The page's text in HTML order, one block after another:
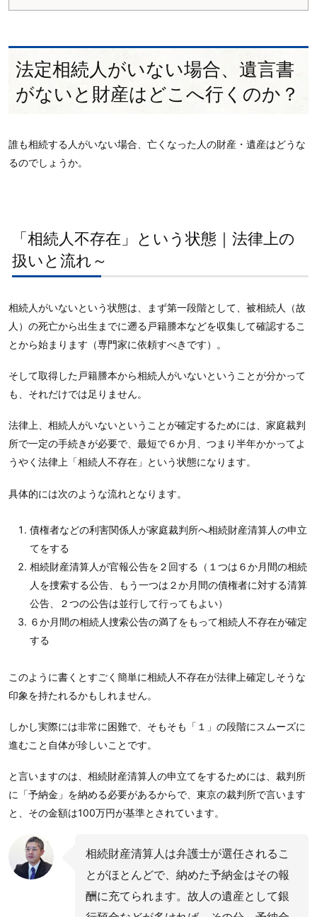
法定相続人がいない場合、遺言書
がないと財産はどこへ行くのか？
誰も相続する人がいない場合、亡くなった人の財産・遺産はどうな
るのでしょうか。
「相続人不存在」という状態｜法律上の
扱いと流れ～
相続人がいないという状態は、まず第一段階として、被相続人（故
人）の死亡から出生までに遡る戸籍謄本などを収集して確認するこ
とから始まります（専門家に依頼すべきです）。
そして取得した戸籍謄本から相続人がいないということが分かって
も、それだけでは足りません。
法律上、相続人がいないということが確定するためには、家庭裁判
所で一定の手続きが必要で、最短で６か月、つまり半年かかってよ
うやく法律上「相続人不存在」という状態になります。
具体的には次のような流れとなります。
債権者などの利害関係人が家庭裁判所へ相続財産清算人の申立
てをする
相続財産清算人が官報公告を２回する（１つは６か月間の相続
人を捜索する公告、もう一つは２か月間の債権者に対する清算
公告、２つの公告は並行して行ってもよい）
６か月間の相続人捜索公告の満了をもって相続人不存在が確定
する
このように書くとすごく簡単に相続人不存在が法律上確定しそうな
印象を持たれるかもしれません。
しかし実際には非常に困難で、そもそも「１」の段階にスムーズに
進むこと自体が珍しいことです。
と言いますのは、相続財産清算人の申立てをするためには、裁判所
に「予納金」を納める必要があるからで、東京の裁判所で言います
と、その金額は100万円が基準とされています。
相続財産清算人は弁護士が選任されるこ
とがほとんどで、納めた予納金はその報
酬に充てられます。故人の遺産として銀